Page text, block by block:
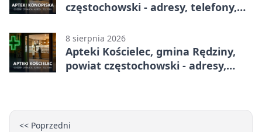
częstochowski - adresy, telefony,
8 sierpnia 2026
Apteki Kościelec, gmina Rędziny,
powiat częstochowski - adresy,
<< Poprzedni